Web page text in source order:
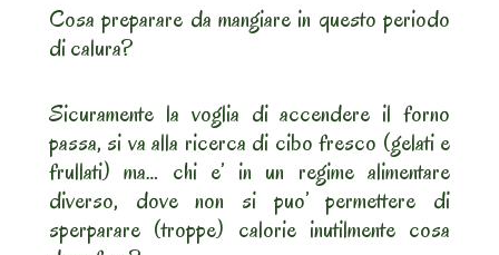
Cosa preparare da mangiare in questo periodo
di calura?
Sicuramente la voglia di accendere il forno
passa, si va alla ricerca di cibo fresco (gelati e
frullati) ma… chi e’ in un regime alimentare
diverso, dove non si puo’ permettere di
sperparare (troppe) calorie inutilmente cosa